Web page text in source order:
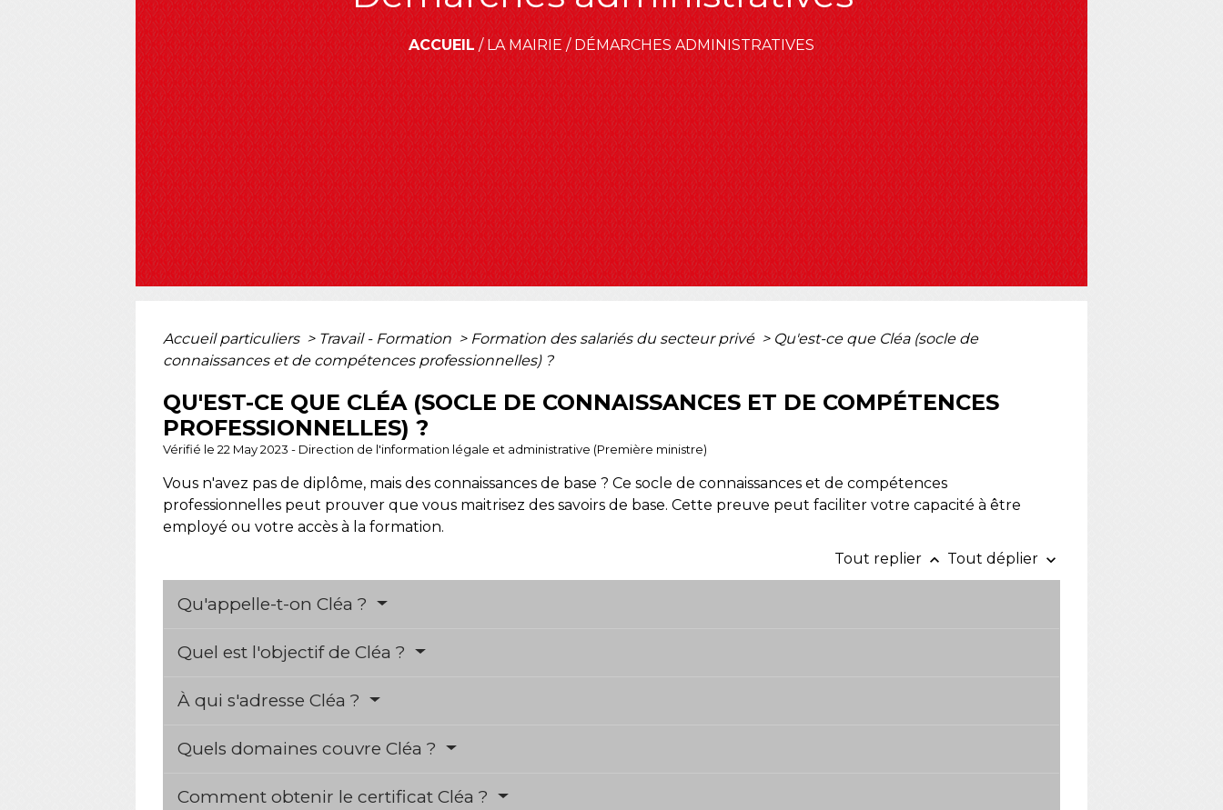
ACCUEIL/LA MAIRIE/DÉMARCHES ADMINISTRATIVES
Accueil particuliers > Travail - Formation > Formation des salariés du secteur privé > Qu'est-ce que Cléa (socle de
connaissances et de compétences professionnelles) ?
QU'EST-CE QUE CLÉA (SOCLE DE CONNAISSANCES ET DE COMPÉTENCES
PROFESSIONNELLES) ?
Vérifié le 22 May 2023 - Direction de l'information légale et administrative (Première ministre)
Vous n'avez pas de diplôme, mais des connaissances de base ? Ce socle de connaissances et de compétences
professionnelles peut prouver que vous maitrisez des savoirs de base. Cette preuve peut faciliter votre capacité à être
employé ou votre accès à la formation.
Tout replier keyboard_arrow_up Tout déplier keyboard_arrow_down
Qu'appelle-t-on Cléa ?
Quel est l'objectif de Cléa ?
À qui s'adresse Cléa ?
Quels domaines couvre Cléa ?
Comment obtenir le certificat Cléa ?